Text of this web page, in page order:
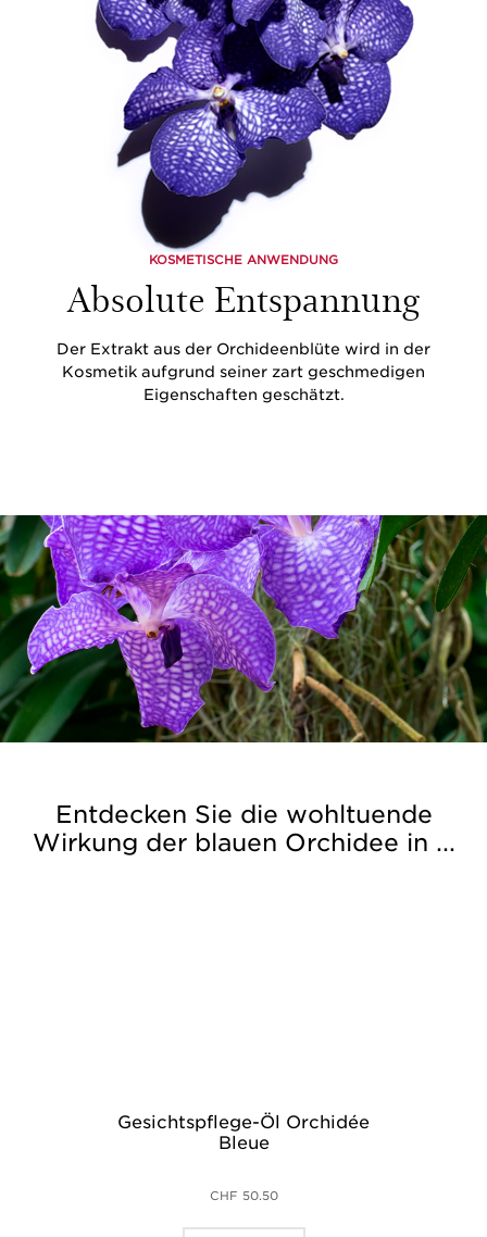
KOSMETISCHE ANWENDUNG
Absolute Entspannung
Der Extrakt aus der Orchideenblüte wird in der
Kosmetik aufgrund seiner zart geschmedigen
Eigenschaften geschätzt.
Entdecken Sie die wohltuende
Wirkung der blauen Orchidee in ...
Gesichtspflege-Öl Orchidée
Bleue
CHF 50.50